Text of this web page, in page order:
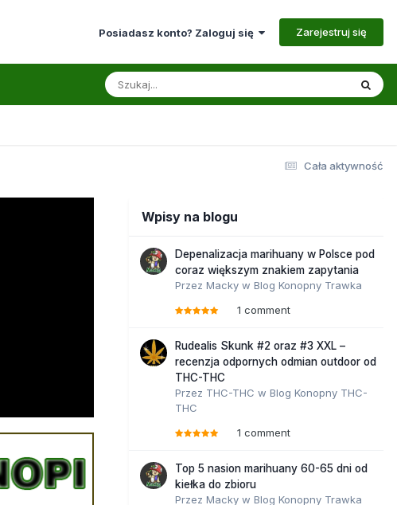
Posiadasz konto? Zaloguj się Zarejestruj się
Cała aktywność
Wpisy na blogu
Depenalizacja marihuany w Polsce pod
coraz większym znakiem zapytania
Przez Macky w Blog Konopny Trawka
1 comment
Rudealis Skunk #2 oraz #3 XXL –
recenzja odpornych odmian outdoor od
THC-THC
Przez THC-THC w Blog Konopny THC-
THC
1 comment
Top 5 nasion marihuany 60-65 dni od
kiełka do zbioru
Przez Macky w Blog Konopny Trawka